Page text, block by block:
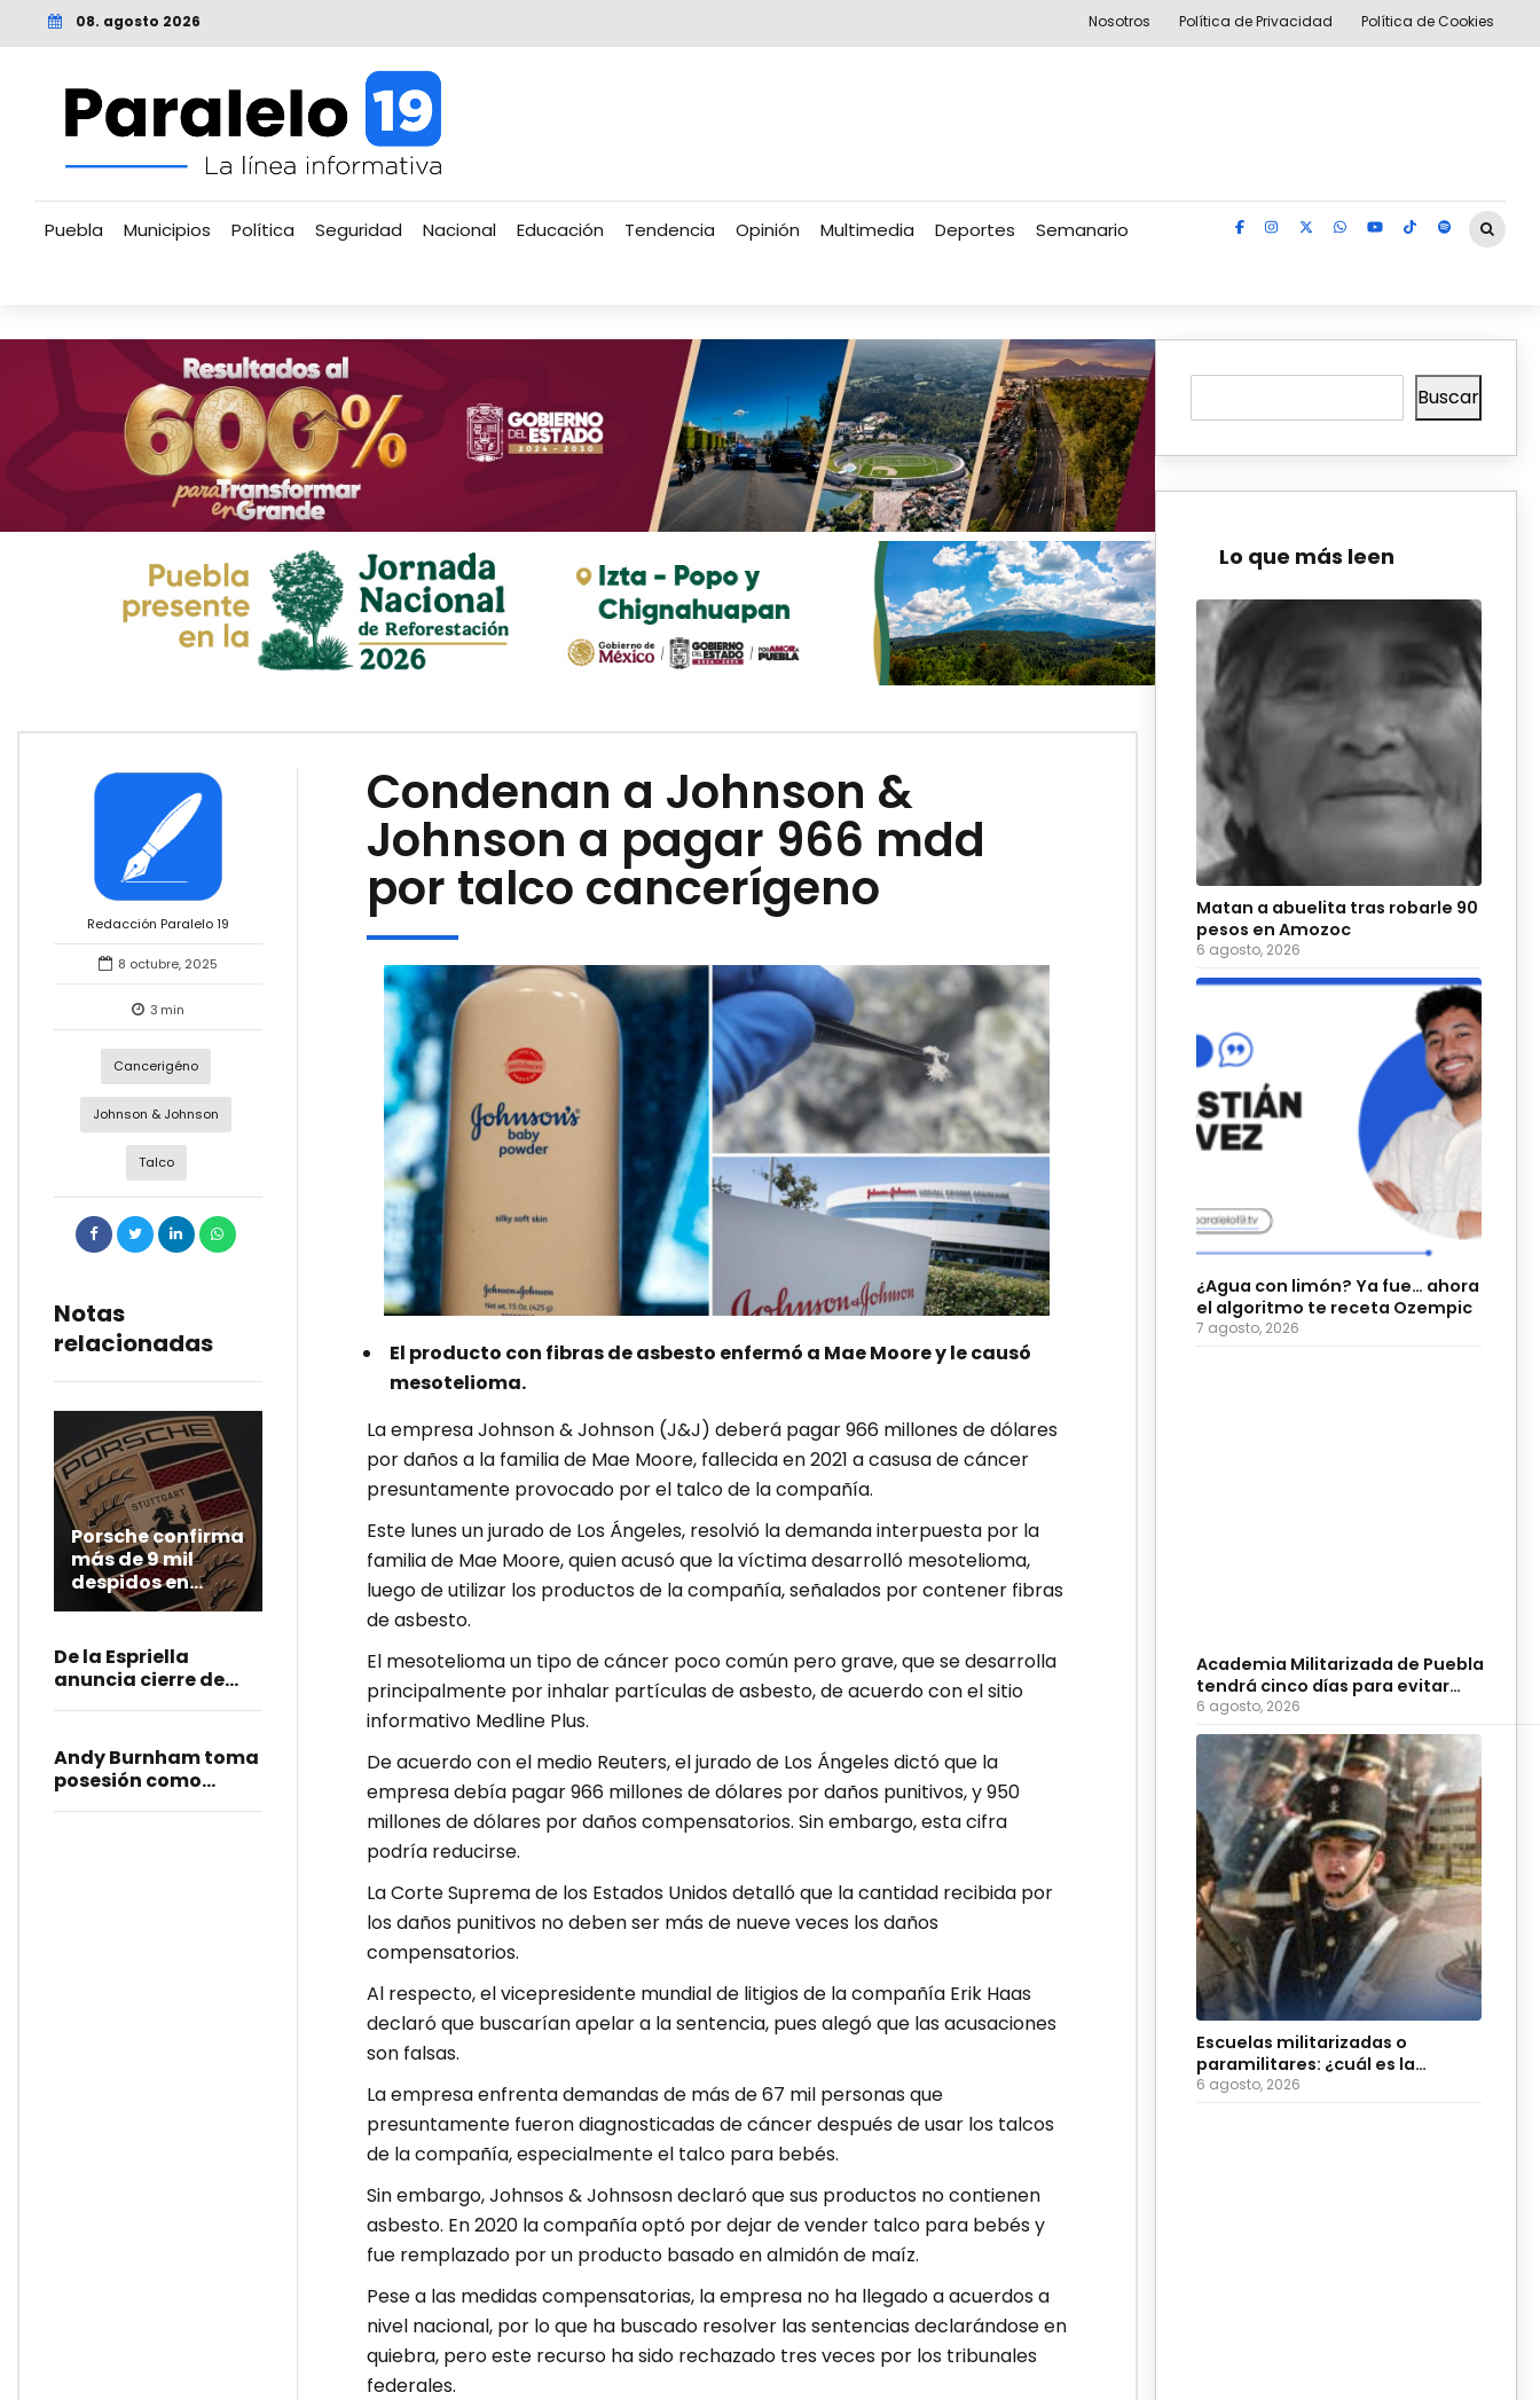
08. agosto 2026 Nosotros Política de Privacidad Política de Cookies
Puebla Municipios Política Seguridad Nacional Educación Tendencia Opinión Multimedia Deportes Semanario
Redacción Paralelo 19
8 octubre, 2025
3 min
Cancerigéno
Johnson & Johnson
Talco
Notas
relacionadas
Porsche confirma
más de 9 mil
despidos en
Alemania como
reestructuración
De la Espriella
anuncia cierre de
la representación de
Colombia en Israel
Andy Burnham toma
posesión como
Condenan a Johnson &
Johnson a pagar 966 mdd
por talco cancerígeno
El producto con fibras de asbesto enfermó a Mae Moore y le causó
mesotelioma.
La empresa Johnson & Johnson (J&J) deberá pagar 966 millones de dólares
por daños a la familia de Mae Moore, fallecida en 2021 a casusa de cáncer
presuntamente provocado por el talco de la compañía.
Este lunes un jurado de Los Ángeles, resolvió la demanda interpuesta por la
familia de Mae Moore, quien acusó que la víctima desarrolló mesotelioma,
luego de utilizar los productos de la compañía, señalados por contener fibras
de asbesto.
El mesotelioma un tipo de cáncer poco común pero grave, que se desarrolla
principalmente por inhalar partículas de asbesto, de acuerdo con el sitio
informativo Medline Plus.
De acuerdo con el medio Reuters, el jurado de Los Ángeles dictó que la
empresa debía pagar 966 millones de dólares por daños punitivos, y 950
millones de dólares por daños compensatorios. Sin embargo, esta cifra
podría reducirse.
La Corte Suprema de los Estados Unidos detalló que la cantidad recibida por
los daños punitivos no deben ser más de nueve veces los daños
compensatorios.
Al respecto, el vicepresidente mundial de litigios de la compañía Erik Haas
declaró que buscarían apelar a la sentencia, pues alegó que las acusaciones
son falsas.
La empresa enfrenta demandas de más de 67 mil personas que
presuntamente fueron diagnosticadas de cáncer después de usar los talcos
de la compañía, especialmente el talco para bebés.
Sin embargo, Johnsos & Johnsosn declaró que sus productos no contienen
asbesto. En 2020 la compañía optó por dejar de vender talco para bebés y
fue remplazado por un producto basado en almidón de maíz.
Pese a las medidas compensatorias, la empresa no ha llegado a acuerdos a
nivel nacional, por lo que ha buscado resolver las sentencias declarándose en
quiebra, pero este recurso ha sido rechazado tres veces por los tribunales
federales.
Buscar
Lo que más leen
Matan a abuelita tras robarle 90
pesos en Amozoc
6 agosto, 2026
¿Agua con limón? Ya fue… ahora
el algoritmo te receta Ozempic
7 agosto, 2026
Academia Militarizada de Puebla
tendrá cinco días para evitar
suspensión
6 agosto, 2026
Escuelas militarizadas o
paramilitares: ¿cuál es la
diferencia?
6 agosto, 2026